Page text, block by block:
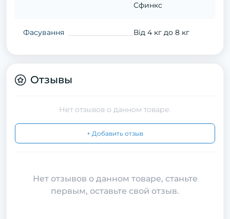
Сфинкс
Фасування Від 4 кг до 8 кг
Отзывы
Нет отзывов о данном товаре.
+ Добавить отзыв
Нет отзывов о данном товаре, станьте
первым, оставьте свой отзыв.